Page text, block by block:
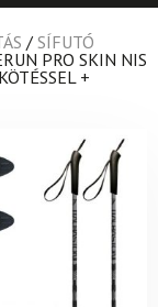
/ SÍFUTÓ
PRO SKIN NIS
+